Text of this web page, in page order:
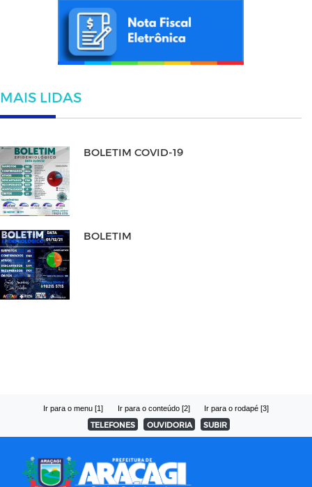
MAIS LIDAS
BOLETIM COVID-19
BOLETIM
Ir para o menu [1] Ir para o conteúdo [2] Ir para o rodapé [3]
TELEFONES OUVIDORIA SUBIR